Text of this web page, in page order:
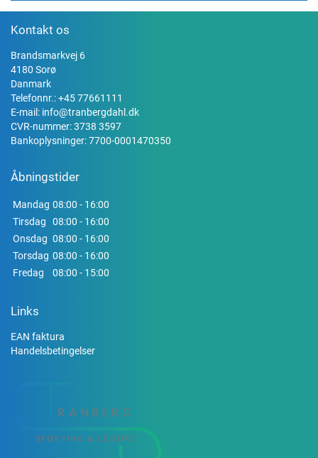
Kontakt os
Brandsmarkvej 6
4180 Sorø
Danmark
Telefonnr.:+45 77661111
E-mail: info@tranbergdahl.dk
CVR-nummer: 3738 3597
Bankoplysninger: 7700-0001470350
Åbningstider
Mandag 08:00 - 16:00
Tirsdag
08:00 - 16:00
Onsdag 08:00 - 16:00
Torsdag 08:00 - 16:00
Fredag
08:00 - 15:00
Links
EAN faktura
Handelsbetingelser